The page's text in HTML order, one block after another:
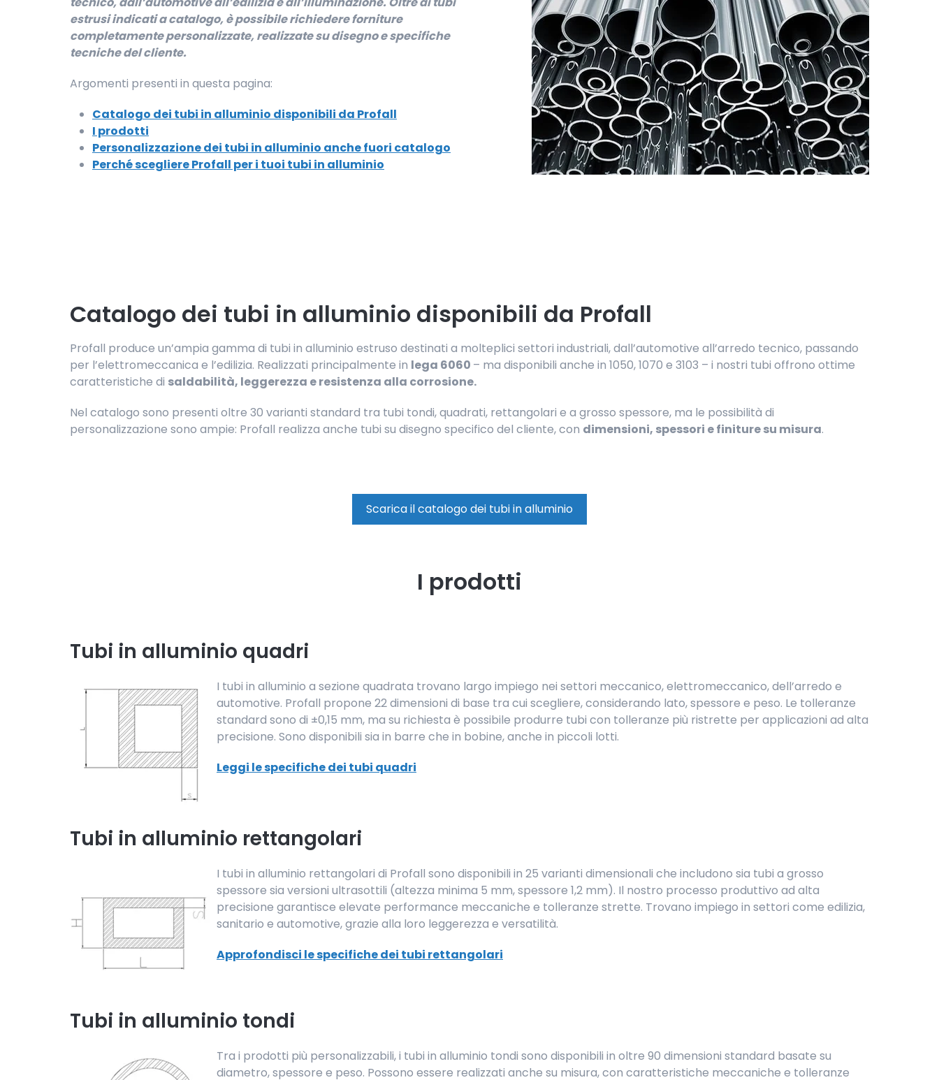
estrusi indicati a catalogo, è possibile richiedere forniture
completamente personalizzate, realizzate su disegno e specifiche
tecniche del cliente.
Argomenti presenti in questa pagina:
Catalogo dei tubi in alluminio disponibili da Profall
I prodotti
Personalizzazione dei tubi in alluminio anche fuori catalogo
Perché scegliere Profall per i tuoi tubi in alluminio
Catalogo dei tubi in alluminio disponibili da Profall
Profall produce un’ampia gamma di tubi in alluminio estruso destinati a molteplici settori industriali, dall’automotive all’arredo tecnico, passando
per l’elettromeccanica e l’edilizia. Realizzati principalmente in lega 6060 – ma disponibili anche in 1050, 1070 e 3103 – i nostri tubi offrono ottime
caratteristiche di saldabilità, leggerezza e resistenza alla corrosione.
Nel catalogo sono presenti oltre 30 varianti standard tra tubi tondi, quadrati, rettangolari e a grosso spessore, ma le possibilità di
personalizzazione sono ampie: Profall realizza anche tubi su disegno specifico del cliente, con dimensioni, spessori e finiture su misura.
Scarica il catalogo dei tubi in alluminio
I prodotti
Tubi in alluminio quadri
I tubi in alluminio a sezione quadrata trovano largo impiego nei settori meccanico, elettromeccanico, dell’arredo e
automotive. Profall propone 22 dimensioni di base tra cui scegliere, considerando lato, spessore e peso. Le tolleranze
standard sono di ±0,15 mm, ma su richiesta è possibile produrre tubi con tolleranze più ristrette per applicazioni ad alta
precisione. Sono disponibili sia in barre che in bobine, anche in piccoli lotti.
Leggi le specifiche dei tubi quadri
Tubi in alluminio rettangolari
I tubi in alluminio rettangolari di Profall sono disponibili in 25 varianti dimensionali che includono sia tubi a grosso
spessore sia versioni ultrasottili (altezza minima 5 mm, spessore 1,2 mm). Il nostro processo produttivo ad alta
precisione garantisce elevate performance meccaniche e tolleranze strette. Trovano impiego in settori come edilizia,
sanitario e automotive, grazie alla loro leggerezza e versatilità.
Approfondisci le specifiche dei tubi rettangolari
Tubi in alluminio tondi
Tra i prodotti più personalizzabili, i tubi in alluminio tondi sono disponibili in oltre 90 dimensioni standard basate su
diametro, spessore e peso. Possono essere realizzati anche su misura, con caratteristiche meccaniche e tolleranze